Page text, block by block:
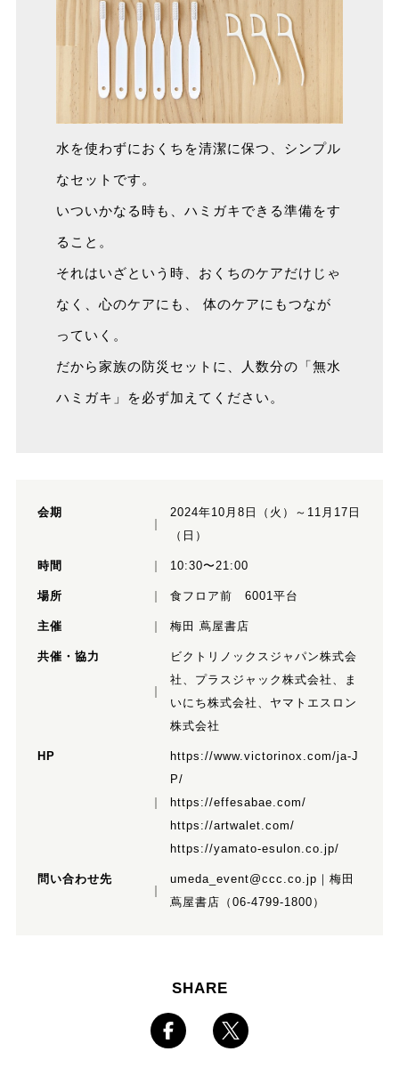
水を使わずにおくちを清潔に保つ、シンプル
なセットです。
いついかなる時も、ハミガキできる準備をす
ること。
それはいざという時、おくちのケアだけじゃ
なく、心のケアにも、 体のケアにもつなが
っていく。
だから家族の防災セットに、人数分の「無水
ハミガキ」を必ず加えてください。
会期
2024年10月8日（火）～11月17日
（日）
時間 10:30〜21:00
場所 食フロア前 6001平台
主催 梅田 蔦屋書店
共催・協力
ビクトリノックスジャパン株式会
社、プラスジャック株式会社、ま
いにち株式会社、ヤマトエスロン
株式会社
HP
https://www.victorinox.com/ja-J
P/
https://effesabae.com/
https://artwalet.com/
https://yamato-esulon.co.jp/
問い合わせ先
umeda_event@ccc.co.jp｜梅田
蔦屋書店（06-4799-1800）
SHARE